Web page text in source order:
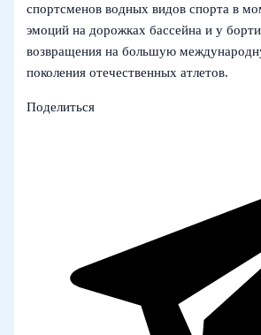
спортсменов водных видов спорта в
эмоций на дорожках бассейна и у
возвращения на большую
поколения отечественных атлетов.
Поделиться